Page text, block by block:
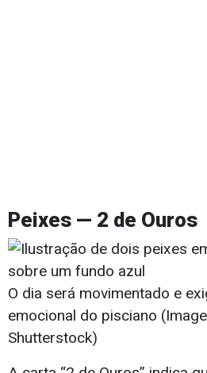
Peixes — 2 de Ouros
O dia será movimentado e
emocional do pisciano
Shutterstock)